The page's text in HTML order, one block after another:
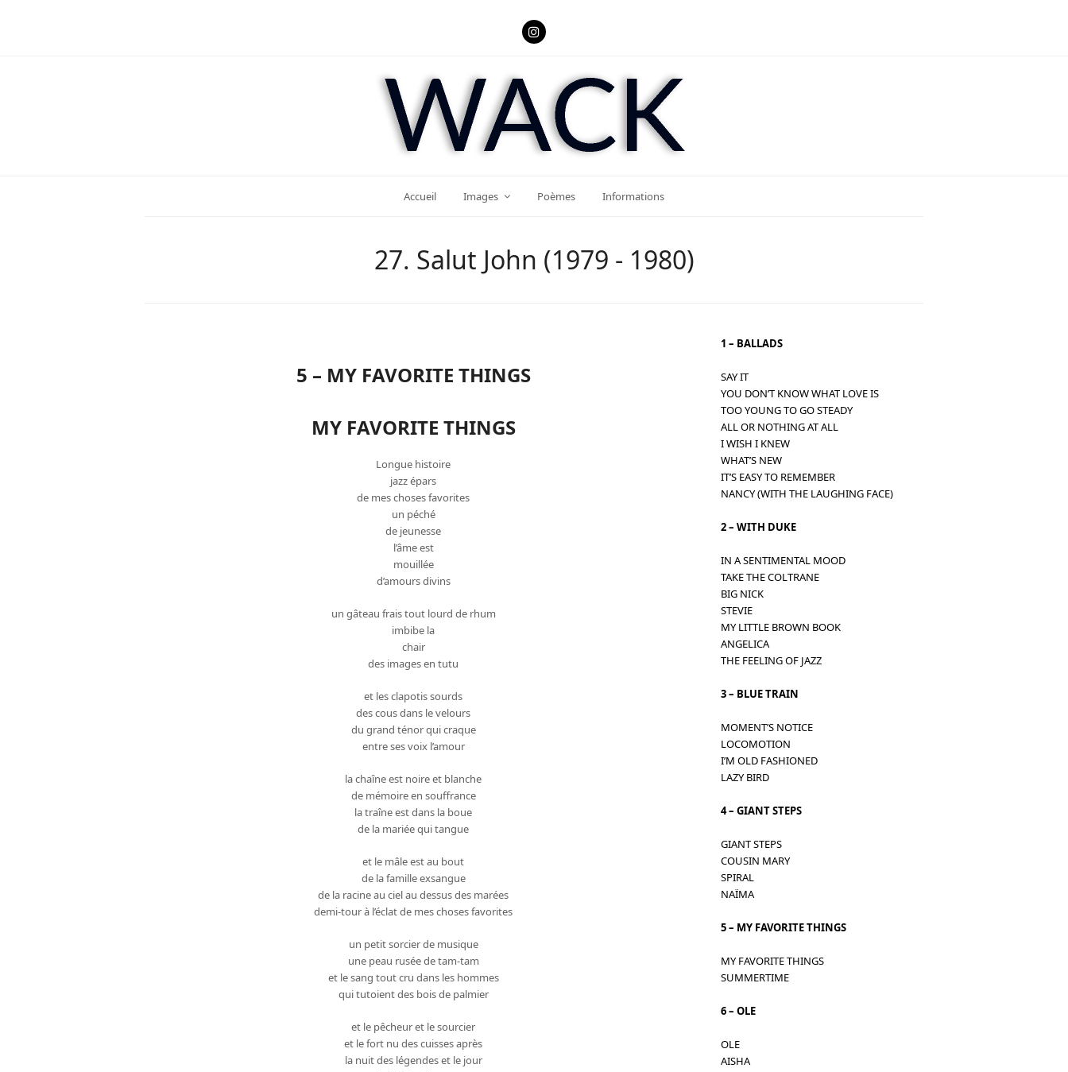
Instagram
Accueil Images Poèmes Informations
27. Salut John (1979 - 1980)
5 – MY FAVORITE THINGS
MY FAVORITE THINGS
Longue histoire
jazz épars
de mes choses favorites
un péché
de jeunesse
l’âme est
mouillée
d’amours divins
un gâteau frais tout lourd de rhum
imbibe la
chair
des images en tutu
et les clapotis sourds
des cous dans le velours
du grand ténor qui craque
entre ses voix l’amour
la chaîne est noire et blanche
de mémoire en souffrance
la traîne est dans la boue
de la mariée qui tangue
et le mâle est au bout
de la famille exsangue
de la racine au ciel au dessus des marées
demi-tour à l’éclat de mes choses favorites
un petit sorcier de musique
une peau rusée de tam-tam
et le sang tout cru dans les hommes
qui tutoient des bois de palmier
et le pêcheur et le sourcier
et le fort nu des cuisses après
la nuit des légendes et le jour
1 – BALLADS
SAY IT
YOU DON’T KNOW WHAT LOVE IS
TOO YOUNG TO GO STEADY
ALL OR NOTHING AT ALL
I WISH I KNEW
WHAT’S NEW
IT’S EASY TO REMEMBER
NANCY (WITH THE LAUGHING FACE)
2 – WITH DUKE
IN A SENTIMENTAL MOOD
TAKE THE COLTRANE
BIG NICK
STEVIE
MY LITTLE BROWN BOOK
ANGELICA
THE FEELING OF JAZZ
3 – BLUE TRAIN
MOMENT’S NOTICE
LOCOMOTION
I’M OLD FASHIONED
LAZY BIRD
4 – GIANT STEPS
GIANT STEPS
COUSIN MARY
SPIRAL
NAÏMA
5 – MY FAVORITE THINGS
MY FAVORITE THINGS
SUMMERTIME
6 – OLE
OLE
AISHA